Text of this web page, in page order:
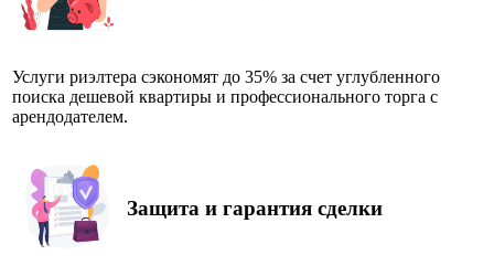
Услуги риэлтера сэкономят до 35% за счет углубленного
поиска дешевой квартиры и профессионального торга с
арендодателем.
Защита и гарантия сделки